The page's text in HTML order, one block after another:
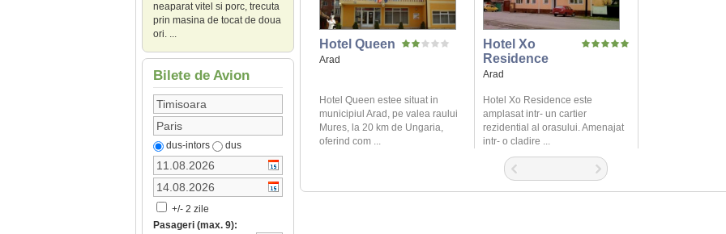
neaparat vitel si porc, trecuta
prin masina de tocat de doua
ori. ...
Bilete de Avion
dus-intors dus
+/- 2 zile
Pasageri (max. 9):
Hotel Queen
Arad
Hotel Queen estee situat in
municipiul Arad, pe valea raului
Mures, la 20 km de Ungaria,
oferind com ...
Hotel Xo
Residence
Arad
Hotel Xo Residence este
amplasat intr- un cartier
rezidential al orasului. Amenajat
intr- o cladire ...